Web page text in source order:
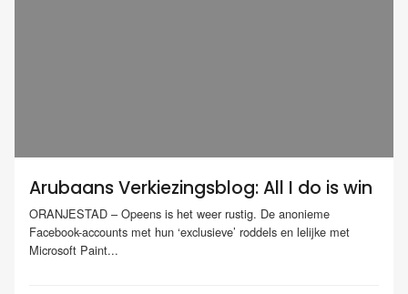
Arubaans Verkiezingsblog: All I do is win
ORANJESTAD – Opeens is het weer rustig. De anonieme
Facebook-accounts met hun ‘exclusieve’ roddels en lelijke met
Microsoft Paint...